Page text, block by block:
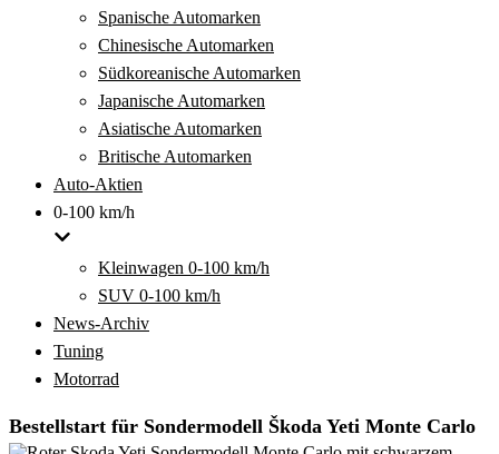
Spanische Automarken
Chinesische Automarken
Südkoreanische Automarken
Japanische Automarken
Asiatische Automarken
Britische Automarken
Auto-Aktien
0-100 km/h
Kleinwagen 0-100 km/h
SUV 0-100 km/h
News-Archiv
Tuning
Motorrad
Bestellstart für Sondermodell Škoda Yeti Monte Carlo